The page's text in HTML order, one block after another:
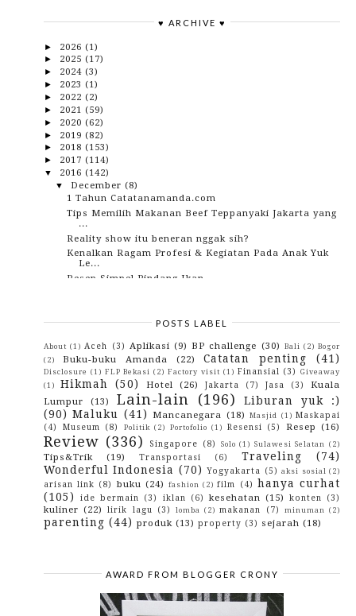
♥ ARCHIVE ♥
► 2026 (1)
► 2025 (17)
► 2024 (3)
► 2023 (1)
► 2022 (2)
► 2021 (59)
► 2020 (62)
► 2019 (82)
► 2018 (153)
► 2017 (114)
▼ 2016 (142)
▼ December (8)
1 Tahun Catatanamanda.com
Tips Memilih Makanan Beef Teppanyaki Jakarta yang
...
Reality show itu beneran nggak sih?
Kenalkan Ragam Profesi & Kegiatan Pada Anak Yuk
Le...
Resep Simpel Pindang Ikan
Sari Roti, Roti Sari Roti
►November (13)
►October(10)
►September(17)
►August (14)
►July(18)
► June(22)
►May(20)
►April(10)
► March (1)
►February(2)
►January(7)
►2015(10)
►2014(4)
►2013(3)
►2012(29)
POSTS LABEL
About (1) Aceh (3) Aplikasi (9) BP challenge (30) Bali (2) Bogor
(2)
Buku-buku Amanda (22) Catatan penting (41)
Disclosure (1) FLP Bekasi (2) Factory visit (1) Finansial (3)
Giveaway
(1)
Hikmah (50) Hotel (26) Jakarta (7) Jasa (3)
Kuala
Lumpur
(13) Lain-lain (196)
Liburan yuk :)
(90) Maluku (41) Mancanegara (18) Masjid (1) Maskapai
(4)
Museum (8) Politik (2) Portofolio (1) Resensi (5) Resep (16)
Review (336) Singapore (8) Solo (1) Sulawesi Selatan (2)
Tips&Trik (19) Transportasi (6) Traveling
(74)
Wonderful Indonesia (70) Yogyakarta (5) aksi sosial (2)
arisan link (8) buku (24) fashion (2) film (4) hanya curhat
(105)
ide bermain (3) iklan (6) kesehatan (15) konten (3)
kuliner (22) lirik lagu (3) lomba (2) makanan (7) minuman (2)
parenting (44) produk (13) property (3) sejarah (18)
AWARD FROM BLOGGER CRONY